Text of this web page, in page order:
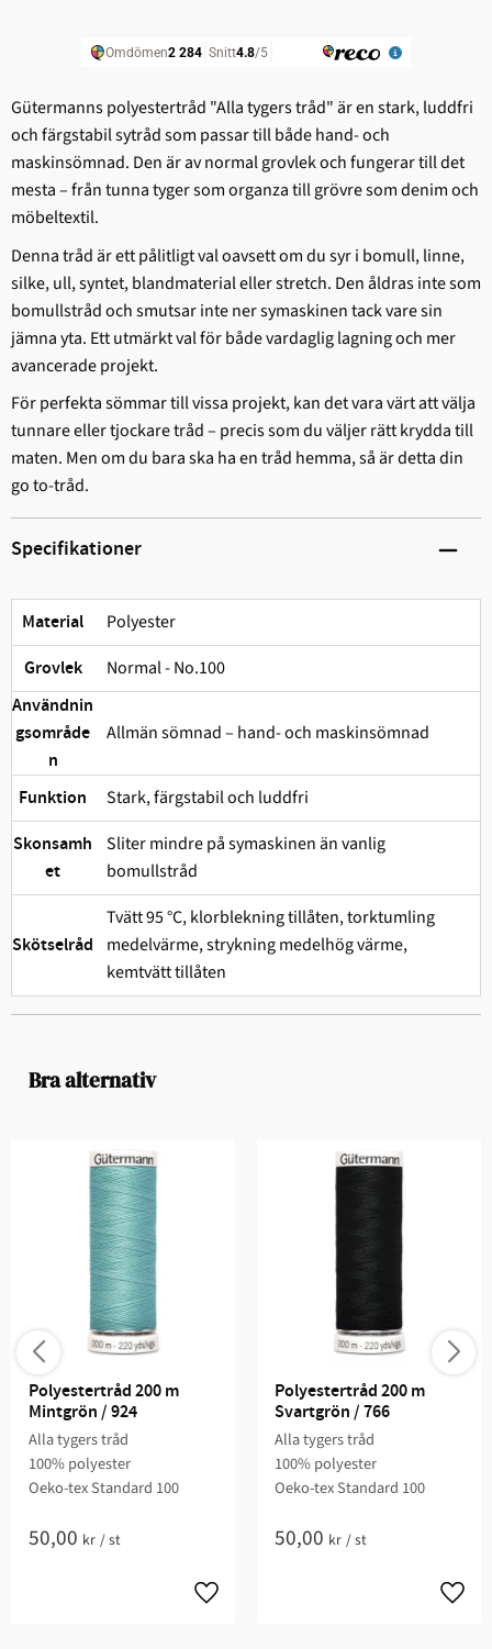
Gütermanns polyestertråd "Alla tygers tråd" är en stark, ludd­fri
och färgstabil sytråd som passar till både hand- och
maskinsömnad. Den är av normal grovlek och fungerar till det
mesta – från tunna tyger som organza till grövre som denim och
möbeltextil.
Denna tråd är ett pålitligt val oavsett om du syr i bomull, linne,
silke, ull, syntet, blandmaterial eller stretch. Den åldras inte som
bomullstråd och smutsar inte ner symaskinen tack vare sin
jämna yta. Ett utmärkt val för både vardaglig lagning och mer
avancerade projekt.
För perfekta sömmar till vissa projekt, kan det vara värt att välja
tunnare eller tjockare tråd – precis som du väljer rätt krydda till
maten. Men om du bara ska ha en tråd hemma, så är detta din
go to-tråd.
Specifikationer
Material Polyester
Grovlek Normal - No.100
Användnin
gsområde
n
Allmän sömnad – hand- och maskinsömnad
Funktion Stark, färgstabil och ludd­fri
Skonsamh
et
Sliter mindre på symaskinen än vanlig
bomullstråd
Skötselråd
Tvätt 95 °C, klorblekning tillåten, torktumling
medelvärme, strykning medelhög värme,
kemtvätt tillåten
Bra alternativ
Polyestertråd 200 m
Mintgrön / 924
Alla tygers tråd
100% polyester
Oeko-tex Standard 100
50,00 kr /st
Polyestertråd 200 m
Svartgrön / 766
Alla tygers tråd
100% polyester
Oeko-tex Standard 100
50,00 kr /st